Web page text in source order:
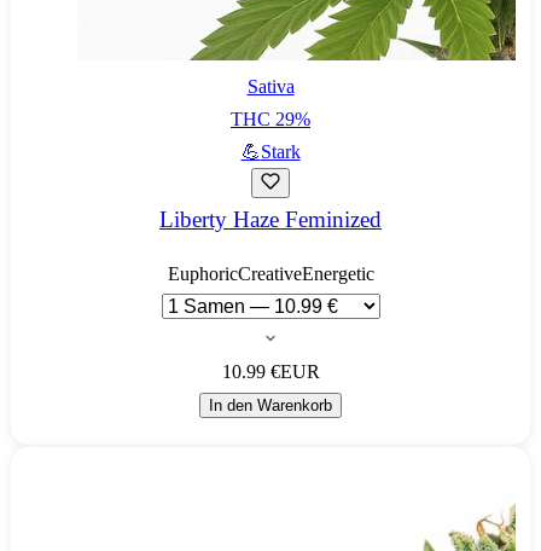
Sativa
THC 29%
💪Stark
Liberty Haze Feminized
EuphoricCreativeEnergetic
10.99€EUR
In den Warenkorb